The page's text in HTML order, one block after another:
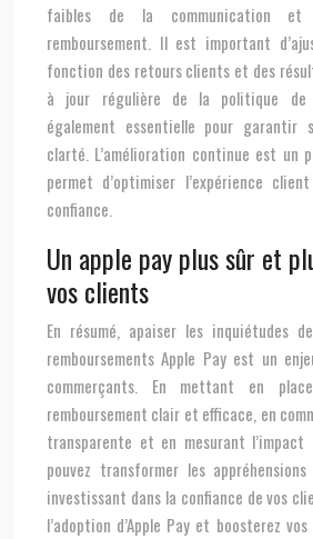
faibles de la communication et
remboursement. Il est important
fonction des retours clients et des
à jour régulière de la politique de
également essentielle pour garantir
clarté. L’amélioration continue est un
permet d’optimiser l’expérience
confiance.
Un apple pay plus sûr et
vos clients
En résumé, apaiser les inquiétudes
remboursements Apple Pay est un
commerçants. En mettant en
remboursement clair et efficace, en
transparente et en mesurant l’impact
pouvez transformer les
investissant dans la confiance de vos
l’adoption d’Apple Pay et boosterez